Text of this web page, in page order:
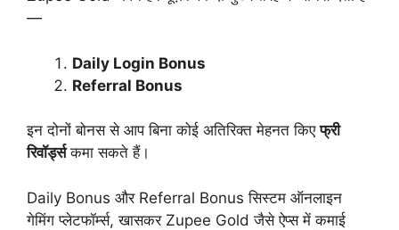
—
Daily Login Bonus
Referral Bonus
इन दोनों बोनस से आप बिना कोई अतिरिक्त मेहनत किएफ्री
रिवॉर्ड्सकमा सकते हैं।
Daily Bonus और Referral Bonus सिस्टम ऑनलाइन
गेमिंग प्लेटफॉर्म्स, खासकर Zupee Gold जैसे ऐप्स में कमाई